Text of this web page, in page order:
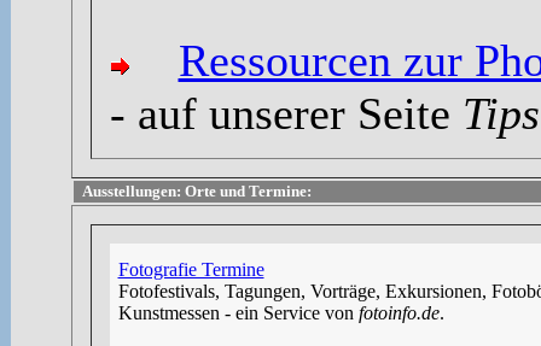
Ressourcen zur
- auf unserer Seite
Ausstellungen: Orte und Termine:
Fotografie Termine
Fotofestivals, Tagungen, Vorträge, Exkursionen,
Kunstmessen - ein Service von fotoinfo.de.